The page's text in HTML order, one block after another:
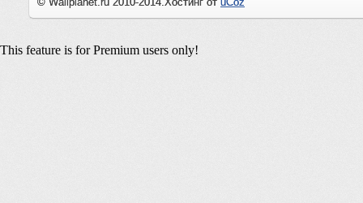
This feature is for Premium users only!